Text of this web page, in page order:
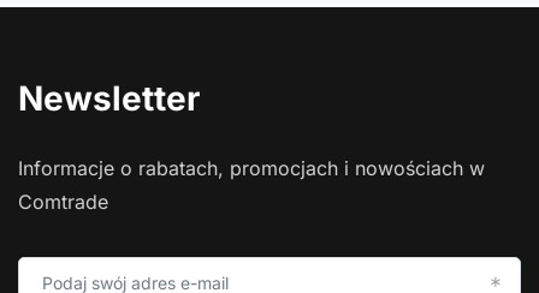
Newsletter
Informacje o rabatach, promocjach i nowościach w
Comtrade
Podaj swój adres e-mail